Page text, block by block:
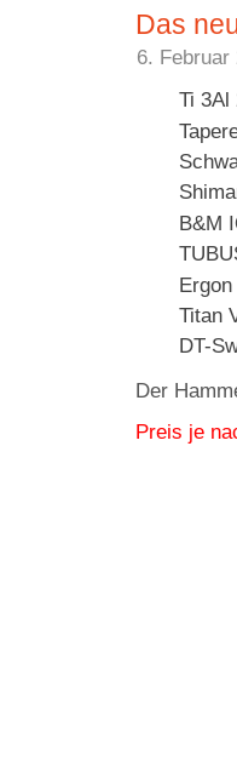
Das
6. Februar
Ti 3Al
B&M
Titan
DT-
Der
Preis je